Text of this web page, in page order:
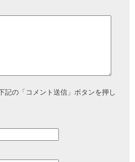
記の「コメント送信」ボタンを押し